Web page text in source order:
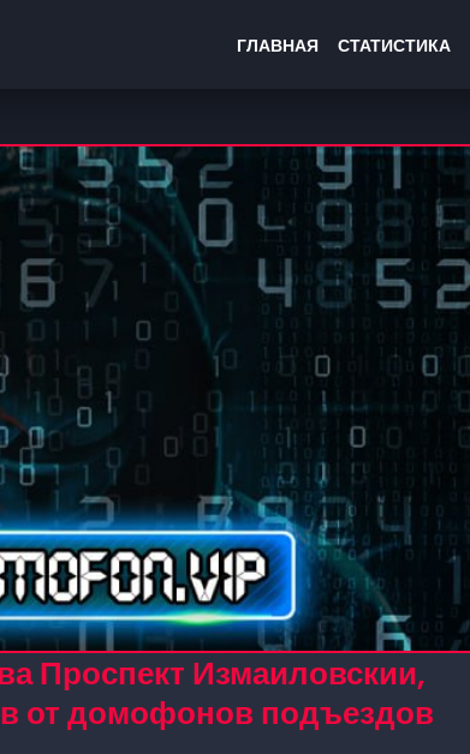
ГЛАВНАЯ СТАТИСТИКА
Проспект Измаиловскии,
от домофонов подъездов